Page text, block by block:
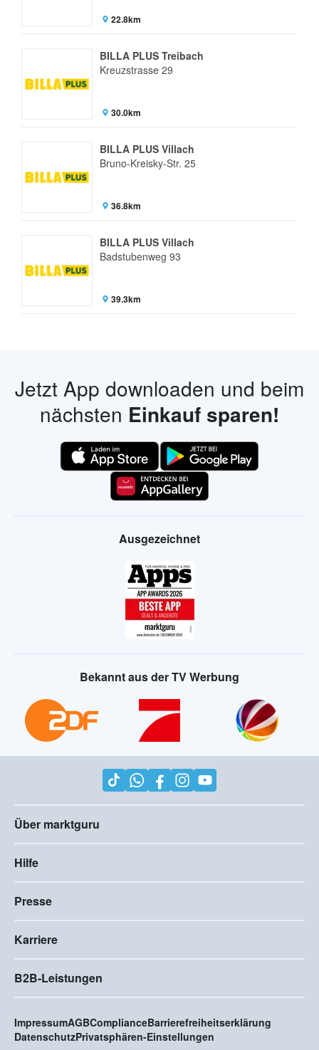
22.8km
BILLA PLUS Treibach
Kreuzstrasse 29
30.0km
BILLA PLUS Villach
Bruno-Kreisky-Str. 25
36.8km
BILLA PLUS Villach
Badstubenweg 93
39.3km
Jetzt App downloaden und beim
nächsten Einkauf sparen!
Ausgezeichnet
Bekannt aus der TV Werbung
Über marktguru
Hilfe
Presse
Karriere
B2B-Leistungen
ImpressumAGBComplianceBarrierefreiheitserklärung
DatenschutzPrivatsphären-Einstellungen